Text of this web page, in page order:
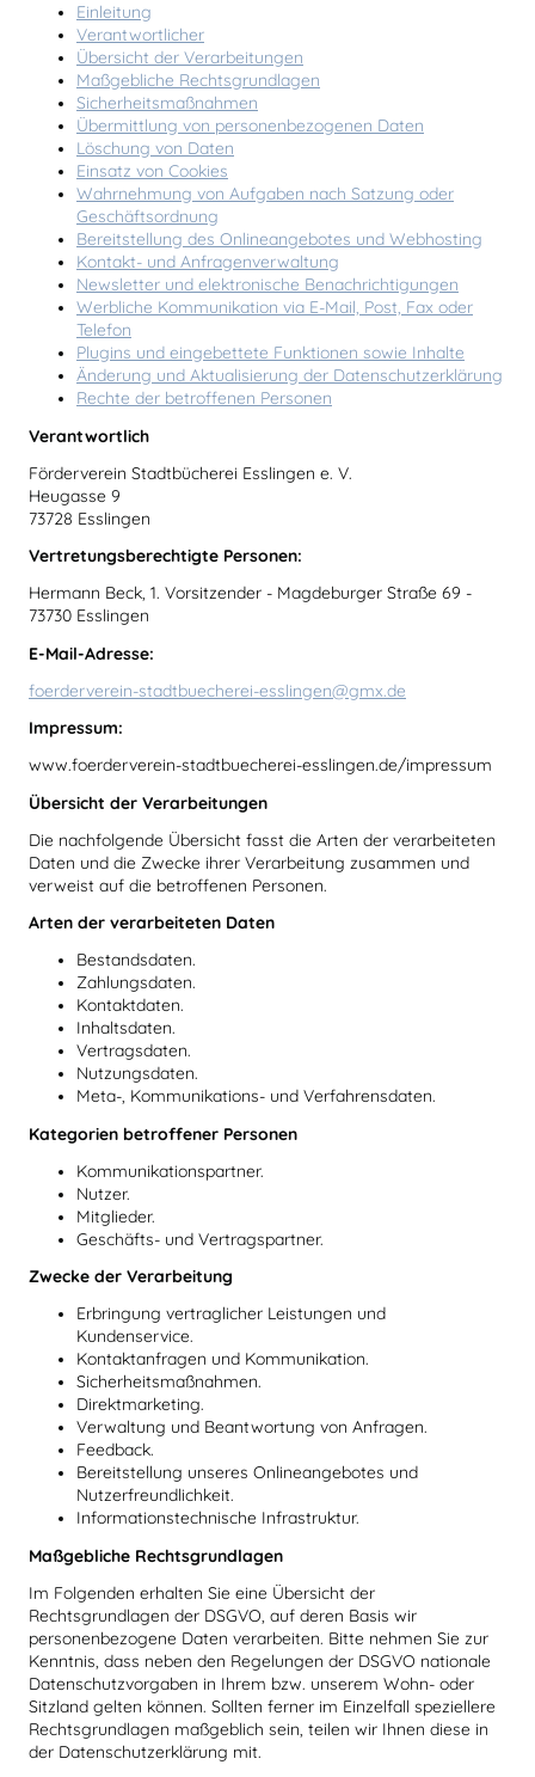
Einleitung
Verantwortlicher
Übersicht der Verarbeitungen
Maßgebliche Rechtsgrundlagen
Sicherheitsmaßnahmen
Übermittlung von personenbezogenen Daten
Löschung von Daten
Einsatz von Cookies
Wahrnehmung von Aufgaben nach Satzung oder
Geschäftsordnung
Bereitstellung des Onlineangebotes und Webhosting
Kontakt- und Anfragenverwaltung
Newsletter und elektronische Benachrichtigungen
Werbliche Kommunikation via E-Mail, Post, Fax oder
Telefon
Plugins und eingebettete Funktionen sowie Inhalte
Änderung und Aktualisierung der Datenschutzerklärung
Rechte der betroffenen Personen
Verantwortlich
Förderverein Stadtbücherei Esslingen e. V.
Heugasse 9
73728 Esslingen
Vertretungsberechtigte Personen:
Hermann Beck, 1. Vorsitzender - Magdeburger Straße 69 -
73730 Esslingen
E-Mail-Adresse:
foerderverein-stadtbuecherei-esslingen@gmx.de
Impressum:
www.foerderverein-stadtbuecherei-esslingen.de/impressum
Übersicht der Verarbeitungen
Die nachfolgende Übersicht fasst die Arten der verarbeiteten
Daten und die Zwecke ihrer Verarbeitung zusammen und
verweist auf die betroffenen Personen.
Arten der verarbeiteten Daten
Bestandsdaten.
Zahlungsdaten.
Kontaktdaten.
Inhaltsdaten.
Vertragsdaten.
Nutzungsdaten.
Meta-, Kommunikations- und Verfahrensdaten.
Kategorien betroffener Personen
Kommunikationspartner.
Nutzer.
Mitglieder.
Geschäfts- und Vertragspartner.
Zwecke der Verarbeitung
Erbringung vertraglicher Leistungen und
Kundenservice.
Kontaktanfragen und Kommunikation.
Sicherheitsmaßnahmen.
Direktmarketing.
Verwaltung und Beantwortung von Anfragen.
Feedback.
Bereitstellung unseres Onlineangebotes und
Nutzerfreundlichkeit.
Informationstechnische Infrastruktur.
Maßgebliche Rechtsgrundlagen
Im Folgenden erhalten Sie eine Übersicht der
Rechtsgrundlagen der DSGVO, auf deren Basis wir
personenbezogene Daten verarbeiten. Bitte nehmen Sie zur
Kenntnis, dass neben den Regelungen der DSGVO nationale
Datenschutzvorgaben in Ihrem bzw. unserem Wohn- oder
Sitzland gelten können. Sollten ferner im Einzelfall speziellere
Rechtsgrundlagen maßgeblich sein, teilen wir Ihnen diese in
der Datenschutzerklärung mit.